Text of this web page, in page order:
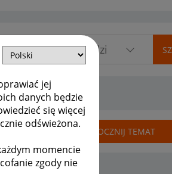
jej
danych będzie
się więcej
odświeżona.
momencie
zgody nie
ROZPOCZNIJ TEMAT